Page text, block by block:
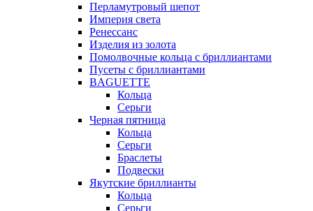
Перламутровый шепот
Империя света
Ренессанс
Изделия из золота
Помолвочные кольца с бриллиантами
Пусеты с бриллиантами
BAGUETTE
Кольца
Серьги
Черная пятница
Кольца
Серьги
Браслеты
Подвески
Якутские бриллианты
Кольца
Серьги